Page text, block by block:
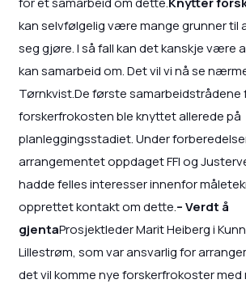
kan selvfølgelig være mange grunner til
seg gjøre. I så fall kan det kanskje være
kan samarbeid om. Det vil vi nå se
Tørnkvist.De første samarbeidstrådene
forskerfrokosten ble knyttet allerede på
planleggingsstadiet. Under
arrangementet oppdaget FFI og
hadde felles interesser innenfor
opprettet kontakt om dette.– Verdt å
gjentaProsjektleder Marit Heiberg i
Lillestrøm, som var ansvarlig for
det vil komme nye forskerfrokoster med